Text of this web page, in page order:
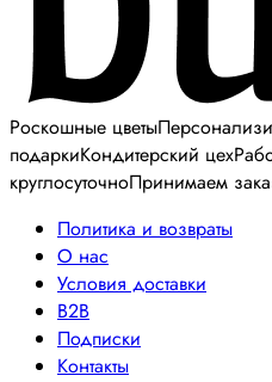
Роскошные цветы
подаркиКондитерский цех
круглосуточноПринимаем
Политика и возвраты
О нас
Условия доставки
B2B
Подписки
Контакты